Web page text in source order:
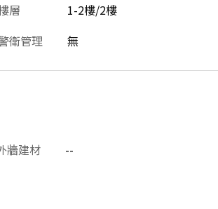
層 1-2樓/2樓
衛管理 無
牆建材 --